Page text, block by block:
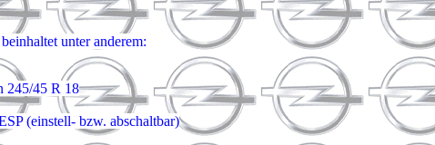
unter anderem:
245/45 R 18
(einstell- bzw. abschaltbar)